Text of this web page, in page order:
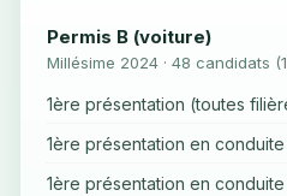
Permis B (voiture)
Millésime 2024 · 48 candidats
1ère présentation (toutes
1ère présentation en
1ère présentation en